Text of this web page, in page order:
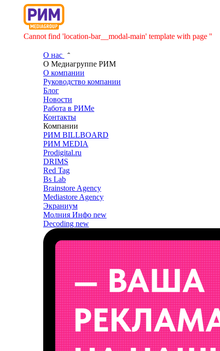
Cannot find 'location-bar__modal-main' template with page ''
О нас
О Медиагруппе РИМ
О компании
Руководство компании
Блог
Новости
Работа в РИМе
Контакты
Компании
РИМ BILLBOARD
РИМ MEDIA
Prodigital.ru
DRIMS
Red Tag
Bs Lab
Brainstore Agency
Mediastore Agency
Экраниум
Молния Инфо new
Decoding new